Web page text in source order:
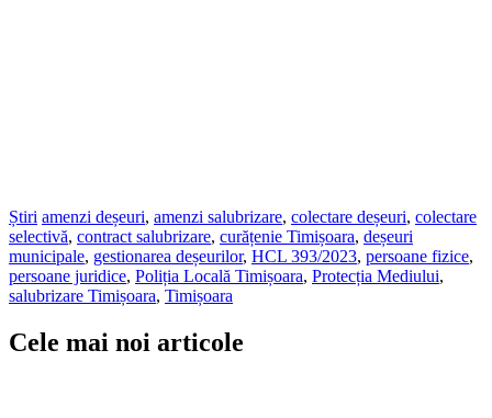
Știri amenzi deșeuri, amenzi salubrizare, colectare deșeuri, colectare
selectivă, contract salubrizare, curățenie Timișoara, deșeuri
municipale, gestionarea deșeurilor, HCL 393/2023, persoane fizice,
persoane juridice, Poliția Locală Timișoara, Protecția Mediului,
salubrizare Timișoara, Timișoara
Cele mai noi articole